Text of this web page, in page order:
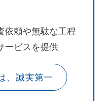
依頼や無駄な工程
ービスを提供
、誠実第一